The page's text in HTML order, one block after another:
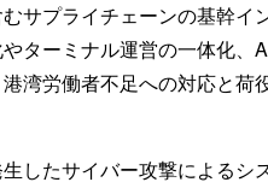
サプライチェーンの基幹イ
ターミナル運営の一体化、
湾労働者不足への対応と荷
したサイバー攻撃によるシ